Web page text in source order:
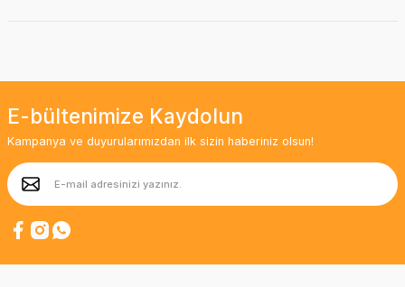
E-bültenimize Kaydolun
Kampanya ve duyurularımızdan ilk sizin haberiniz olsun!